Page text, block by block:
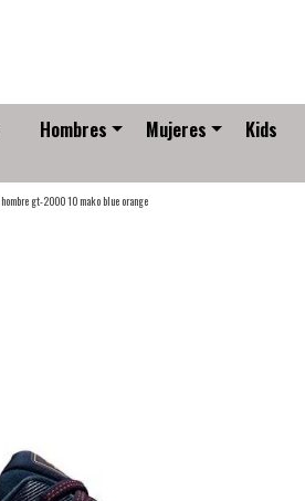
Hombres Mujeres Kids
gt-2000 10 mako blue orange